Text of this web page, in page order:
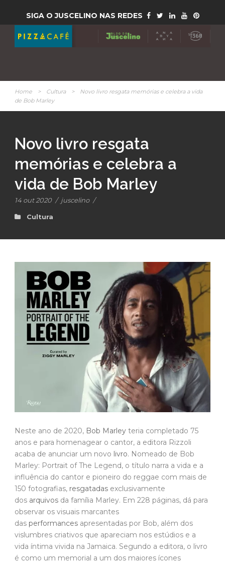
SIGA O JUSCELINO NAS REDES
Home > Cultura >
Novo livro resgata memórias e celebra a vida
de Bob Marley
Novo livro resgata
memórias e celebra a
vida de Bob Marley
14 out 2020 / juscelino /
Cultura
Neste ano de 2020, Bob Marley teria completado 75
anos e para homenagear o cantor, a editora Rizzoli
acaba de anunciar um novo livro. Nomeado de Bob
Marley: Portrait of The Legend, o título narra a vida e a
influência do cantor e pioneiro do reggae com mais de
150 fotografias, resgatadas exclusivamente
dos arquivos da família Marley. Em 228 páginas, dá para
observar os visuais marcantes
das performances apresentadas por Bob, além dos
vislumbres criativos que apareciam nos estúdios e a
vida íntima vivida na Jamaica. Segundo a editora, o livro
é como um memorial a um dos maiores ícones